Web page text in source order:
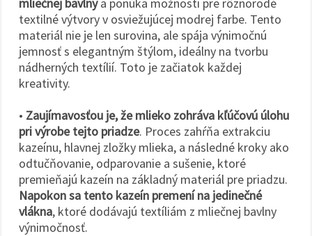
textilné výtvory v osviežujúcej modrej farbe. Tento
materiál nie je len surovina, ale spája výnimočnú
jemnosť s elegantným štýlom, ideálny na tvorbu
nádherných textílií. Toto je začiatok každej
kreativity.
• Zaujímavosťou je, že mlieko zohráva kľúčovú úlohu
pri výrobe tejto priadze. Proces zahŕňa extrakciu
kazeínu, hlavnej zložky mlieka, a následné kroky ako
odtučňovanie, odparovanie a sušenie, ktoré
premieňajú kazeín na základný materiál pre priadzu.
Napokon sa tento kazeín premení na jedinečné
vlákna, ktoré dodávajú textíliám z mliečnej bavlny
výnimočnosť.